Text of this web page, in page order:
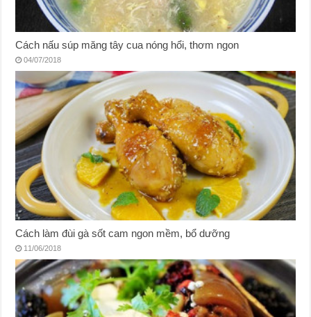
Cách nấu súp măng tây cua nóng hổi, thơm ngon
04/07/2018
Cách làm đùi gà sốt cam ngon mềm, bổ dưỡng
11/06/2018